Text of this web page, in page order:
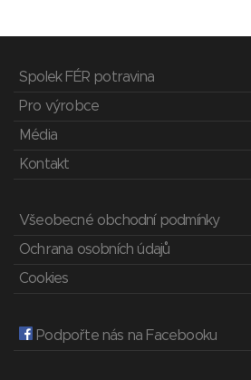
Spolek FÉR potravina
Pro výrobce
Média
Kontakt
Všeobecné obchodní podmínky
Ochrana osobních údajů
Cookies
Podpořte nás na Facebooku